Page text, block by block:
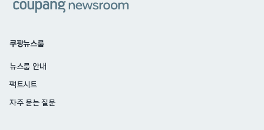
쿠팡뉴스룸
뉴스룸 안내
팩트시트
자주 묻는 질문